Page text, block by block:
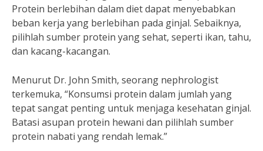
Protein berlebihan dalam diet dapat menyebabkan
beban kerja yang berlebihan pada ginjal. Sebaiknya,
pilihlah sumber protein yang sehat, seperti ikan, tahu,
dan kacang-kacangan.
Menurut Dr. John Smith, seorang nephrologist
terkemuka, “Konsumsi protein dalam jumlah yang
tepat sangat penting untuk menjaga kesehatan ginjal.
Batasi asupan protein hewani dan pilihlah sumber
protein nabati yang rendah lemak.”